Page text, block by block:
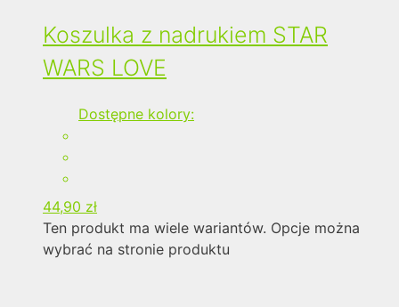
Koszulka z nadrukiem STAR
WARS LOVE
Dostępne kolory:
44,90 zł
Ten produkt ma wiele wariantów. Opcje można
wybrać na stronie produktu